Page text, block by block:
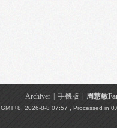
Archiver 手機版 周慧敏
GMT+8, 2026-8-8 07:57 , Processed in